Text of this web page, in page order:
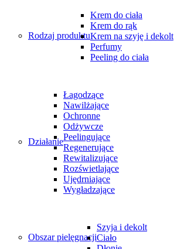
Rodzaj produktu
Krem do ciała
Krem do rąk
Krem na szyję i dekolt
Perfumy
Peeling do ciała
Działanie
Łagodzące
Nawilżające
Ochronne
Odżywcze
Peelingujące
Regenerujące
Rewitalizujące
Rozświetlające
Ujędrniające
Wygładzające
Obszar pielęgnacji
Szyja i dekolt
Ciało